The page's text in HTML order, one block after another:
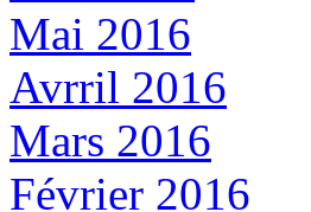
Mai 2016
Avrril 2016
Mars 2016
Février 2016